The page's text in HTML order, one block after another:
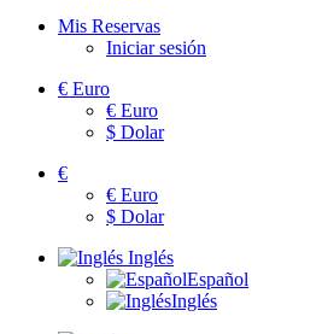
Mis Reservas
Iniciar sesión
€ Euro
€ Euro
$ Dolar
€
€ Euro
$ Dolar
Inglés
Español
Inglés